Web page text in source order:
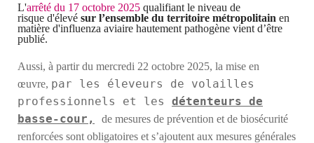
L'arrêté du 17 octobre 2025 qualifiant le niveau de
risque d'élevé sur l’ensemble du territoire métropolitain en
matière d'influenza aviaire hautement pathogène vient d’être
publié.
Aussi, à partirdu mercredi 22 octobre 2025, la mise en
œuvre, par les éleveurs de volailles
professionnels et les détenteurs de
basse-cour,
de mesures de prévention et de biosécurité
renforcées sont obligatoires et s’ajoutent aux mesures générales